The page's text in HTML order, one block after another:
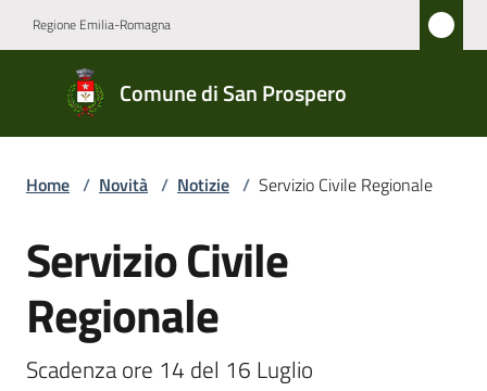
Regione Emilia-Romagna
Comune di San Prospero
Comune
di San
Prospero
Novità
Menu selezionato
Menu selezionato
Home / Novità / Notizie / Servizio Civile Regionale
Salta al contenuto
Servizio Civile
Regionale
Scadenza ore 14 del 16 Luglio